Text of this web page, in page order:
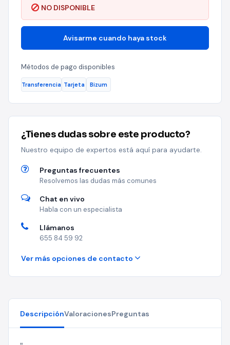
NO DISPONIBLE
Avisarme cuando haya stock
Métodos de pago disponibles
Transferencia Tarjeta Bizum
¿Tienes dudas sobre este producto?
Nuestro equipo de expertos está aquí para ayudarte.
Preguntas frecuentes
Resolvemos las dudas más comunes
Chat en vivo
Habla con un especialista
Llámanos
655 84 59 92
Ver más opciones de contacto
DescripciónValoracionesPreguntas